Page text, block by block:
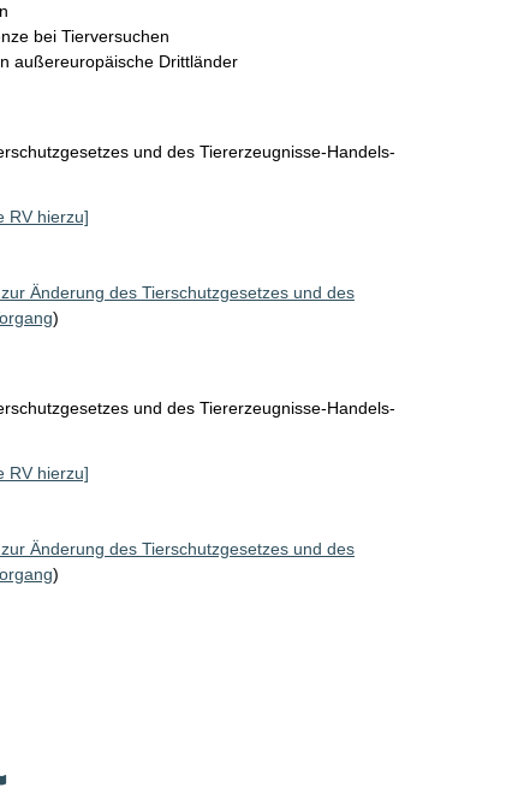
bei Tierversuchen
außereuropäische Drittländer
und des Tiererzeugnisse-Handels-
RV hierzu]
Änderung des Tierschutzgesetzes und des
)
und des Tiererzeugnisse-Handels-
RV hierzu]
Änderung des Tierschutzgesetzes und des
)